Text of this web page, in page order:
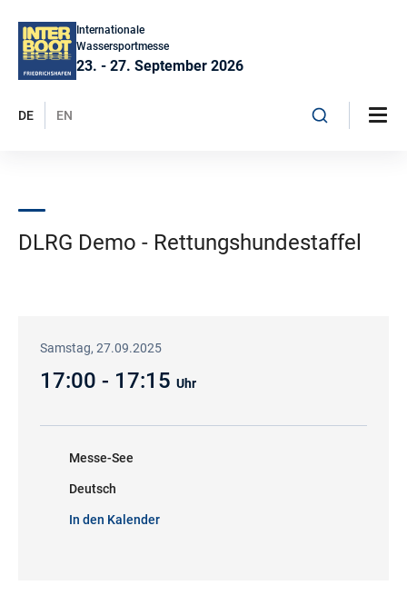
Internationale
Wassersportmesse
23. - 27. September 2026
DE EN
DLRG Demo - Rettungshundestaffel
Samstag, 27.09.2025
17:00 - 17:15 Uhr
Messe-See
Deutsch
In den Kalender